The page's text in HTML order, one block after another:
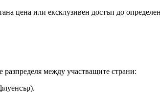
цена или ексклузивен достъп до
разпределя между участващите страни: